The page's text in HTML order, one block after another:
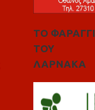
ΤΟ ΦΑΡΑΓΓΙ
ΤΟΥ
ΛΑΡΝΑΚΑ